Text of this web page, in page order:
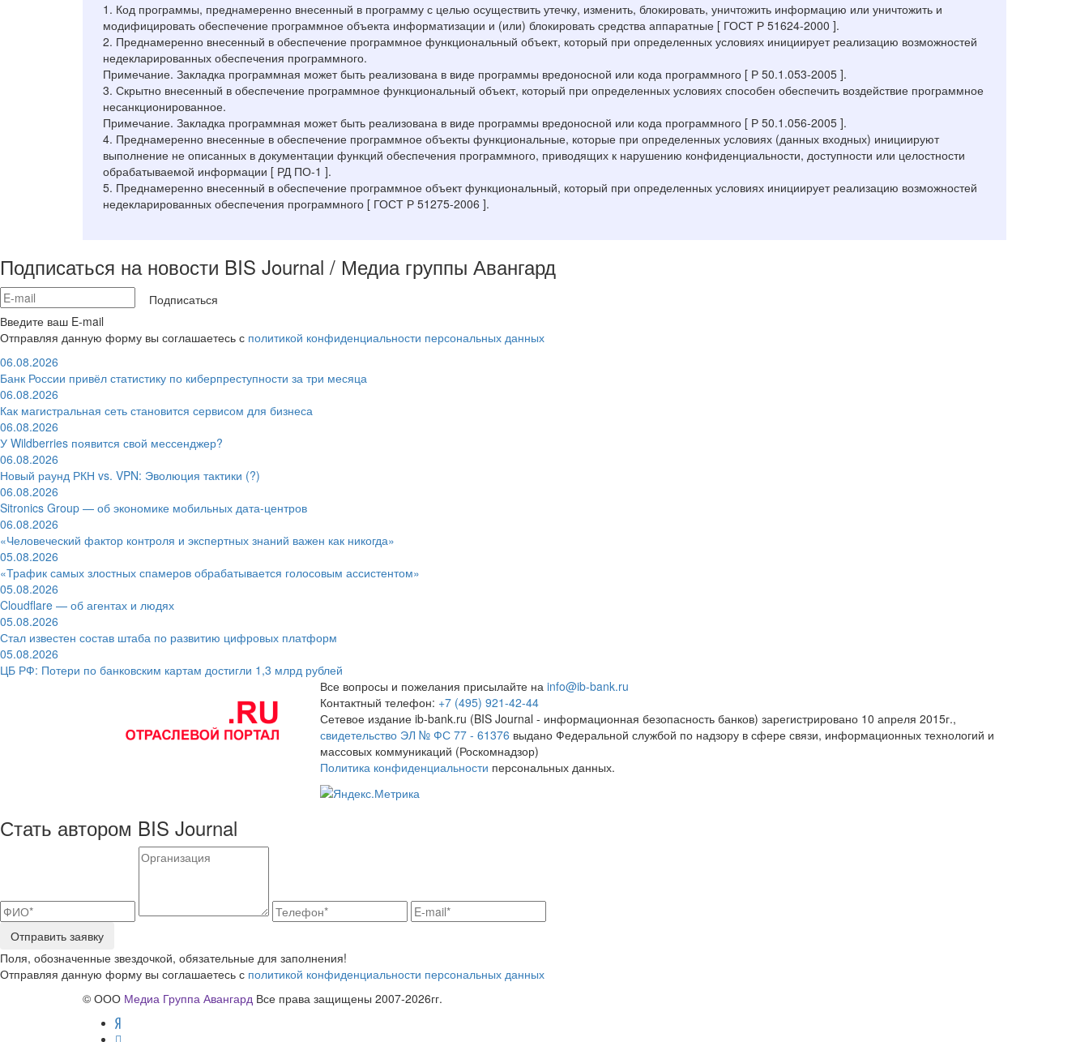
1. Код программы, преднамеренно внесенный в программу с целью осуществить утечку, изменить, блокировать, уничтожить информацию или уничтожить и
модифицировать обеспечение программное объекта информатизации и (или) блокировать средства аппаратные [ ГОСТ Р 51624-2000 ].
2. Преднамеренно внесенный в обеспечение программное функциональный объект, который при определенных условиях инициирует реализацию возможностей
недекларированных обеспечения программного.
Примечание. Закладка программная может быть реализована в виде программы вредоносной или кода программного [ Р 50.1.053-2005 ].
3. Скрытно внесенный в обеспечение программное функциональный объект, который при определенных условиях способен обеспечить воздействие программное
несанкционированное.
Примечание. Закладка программная может быть реализована в виде программы вредоносной или кода программного [ Р 50.1.056-2005 ].
4. Преднамеренно внесенные в обеспечение программное объекты функциональные, которые при определенных условиях (данных входных) инициируют
выполнение не описанных в документации функций обеспечения программного, приводящих к нарушению конфиденциальности, доступности или целостности
обрабатываемой информации [ РД ПО-1 ].
5. Преднамеренно внесенный в обеспечение программное объект функциональный, который при определенных условиях инициирует реализацию возможностей
недекларированных обеспечения программного [ ГОСТ Р 51275-2006 ].
Подписаться на новости BIS Journal / Медиа группы Авангард
Подписаться
Введите ваш E-mail
Отправляя данную форму вы соглашаетесь с политикой конфиденциальности персональных данных
06.08.2026
Банк России привёл статистику по киберпреступности за три месяца
06.08.2026
Как магистральная сеть становится сервисом для бизнеса
06.08.2026
У Wildberries появится свой мессенджер?
06.08.2026
Новый раунд РКН vs. VPN: Эволюция тактики (?)
06.08.2026
Sitronics Group — об экономике мобильных дата-центров
06.08.2026
«Человеческий фактор контроля и экспертных знаний важен как никогда»
05.08.2026
«Трафик самых злостных спамеров обрабатывается голосовым ассистентом»
05.08.2026
Cloudflare — об агентах и людях
05.08.2026
Стал известен состав штаба по развитию цифровых платформ
05.08.2026
ЦБ РФ: Потери по банковским картам достигли 1,3 млрд рублей
Все вопросы и пожелания присылайте на info@ib-bank.ru
Контактный телефон: +7 (495) 921-42-44
Сетевое издание ib-bank.ru (BIS Journal - информационная безопасность банков) зарегистрировано 10 апреля 2015г.,
свидетельство ЭЛ № ФС 77 - 61376 выдано Федеральной службой по надзору в сфере связи, информационных технологий и
массовых коммуникаций (Роскомнадзор)
Политика конфиденциальности персональных данных.
Стать автором BIS Journal
Отправить заявку
Поля, обозначенные звездочкой, обязательные для заполнения!
Отправляя данную форму вы соглашаетесь с политикой конфиденциальности персональных данных
© ООО Медиа Группа Авангард Все права защищены 2007-2026гг.